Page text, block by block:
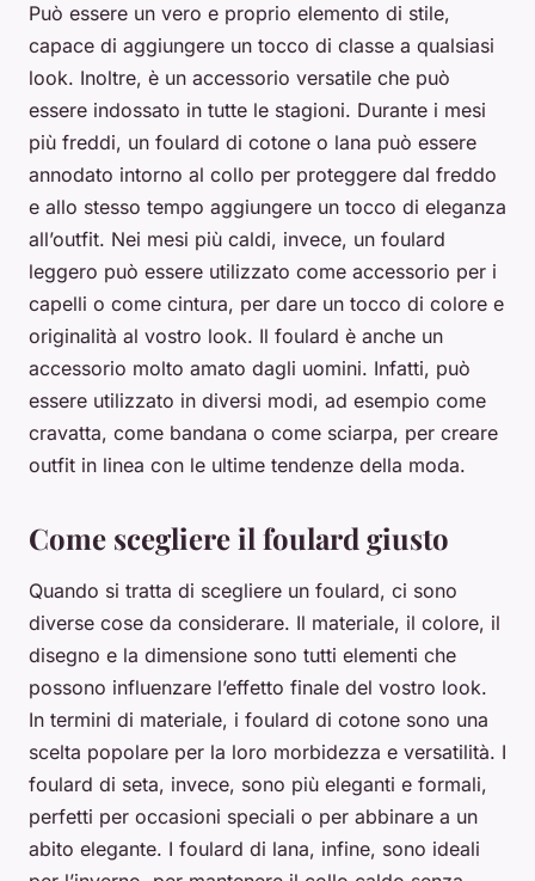
Può essere un vero e proprio elemento di stile,
capace di aggiungere un tocco di classe a qualsiasi
look. Inoltre, è un accessorio versatile che può
essere indossato in tutte le stagioni. Durante i mesi
più freddi, un foulard di cotone o lana può essere
annodato intorno al collo per proteggere dal freddo
e allo stesso tempo aggiungere un tocco di eleganza
all’outfit. Nei mesi più caldi, invece, un foulard
leggero può essere utilizzato come accessorio per i
capelli o come cintura, per dare un tocco di colore e
originalità al vostro look. Il foulard è anche un
accessorio molto amato dagli uomini. Infatti, può
essere utilizzato in diversi modi, ad esempio come
cravatta, come bandana o come sciarpa, per creare
outfit in linea con le ultime tendenze della moda.
Come scegliere il foulard giusto
Quando si tratta di scegliere un foulard, ci sono
diverse cose da considerare. Il materiale, il colore, il
disegno e la dimensione sono tutti elementi che
possono influenzare l’effetto finale del vostro look.
In termini di materiale, i foulard di cotone sono una
scelta popolare per la loro morbidezza e versatilità. I
foulard di seta, invece, sono più eleganti e formali,
perfetti per occasioni speciali o per abbinare a un
abito elegante. I foulard di lana, infine, sono ideali